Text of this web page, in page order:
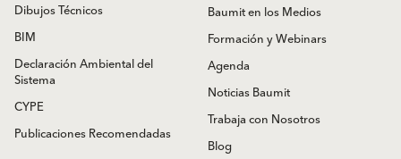
Dibujos Técnicos
BIM
Declaración Ambiental del
Sistema
CYPE
Publicaciones Recomendadas
Baumit en los Medios
Formación y Webinars
Agenda
Noticias Baumit
Trabaja con Nosotros
Blog